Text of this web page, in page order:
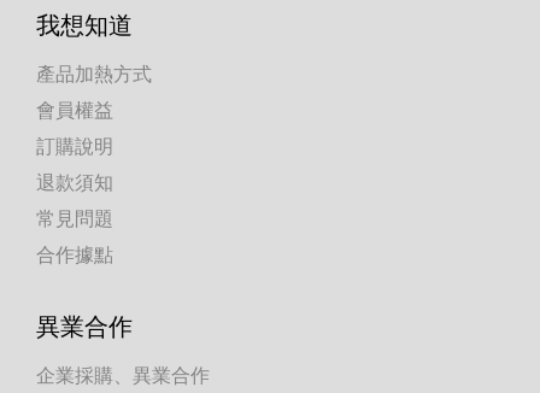
我想知道
產品加熱方式
會員權益
訂購說明
退款須知
常見問題
合作據點
異業合作
企業採購、異業合作